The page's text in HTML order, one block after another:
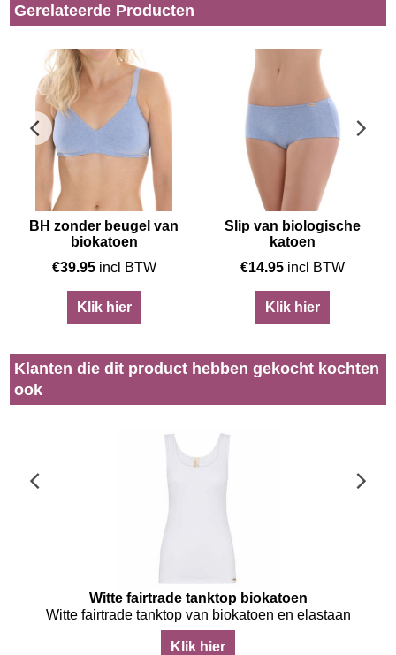
Gerelateerde Producten
BH zonder beugel van
biokatoen
€39.95 incl BTW
Klik hier
Slip van biologische
katoen
€14.95 incl BTW
Klik hier
Klanten die dit product hebben gekocht kochten
ook
Witte fairtrade tanktop biokatoen
Witte fairtrade tanktop van biokatoen en elastaan
Klik hier